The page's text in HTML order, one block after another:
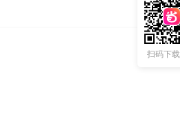
扫码下